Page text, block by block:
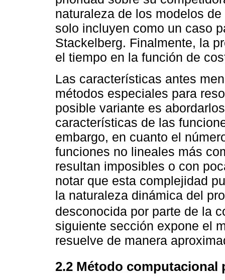
naturaleza de los modelos
solo incluyen como un caso
Stackelberg. Finalmente, la
el tiempo en la función de
Las características antes
métodos especiales para
posible variante es
características de las
embargo, en cuanto el
funciones no lineales más
resultan imposibles o con
notar que esta complejidad
la naturaleza dinámica del
desconocida por parte de la
siguiente sección expone el
resuelve de manera
2.2 Método computacional